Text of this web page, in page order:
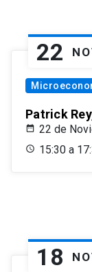
22
Patrick
22 de
15:30 a
18